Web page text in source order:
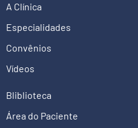
A Clínica
Especialidades
Convênios
Vídeos
Bliblioteca
Área do Paciente